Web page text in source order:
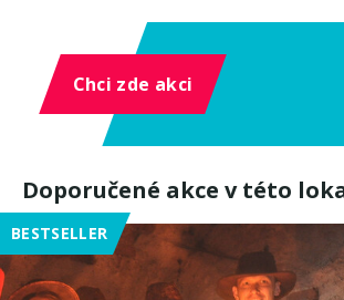
Chci zde akci
Doporučené akce v této
BESTSELLER